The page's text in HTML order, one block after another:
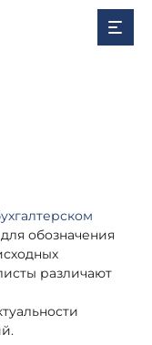
обозначения
различают